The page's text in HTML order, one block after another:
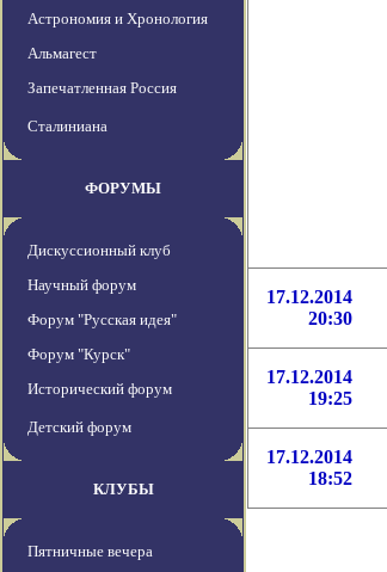
Астрономия и Хронология
Альмагест
Запечатленная Россия
Сталиниана
ФОРУМЫ
Дискуссионный клуб
Научный форум
Форум "Русская идея"
Форум "Курск"
Исторический форум
Детский форум
КЛУБЫ
Пятничные вечера
17.12.2014
20:30
17.12.2014
19:25
17.12.2014
18:52